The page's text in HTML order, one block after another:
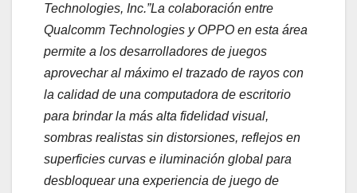
Technologies, Inc.”La colaboración entre
Qualcomm Technologies y OPPO en esta área
permite a los desarrolladores de juegos
aprovechar al máximo el trazado de rayos con
la calidad de una computadora de escritorio
para brindar la más alta fidelidad visual,
sombras realistas sin distorsiones, reflejos en
superficies curvas e iluminación global para
desbloquear una experiencia de juego de